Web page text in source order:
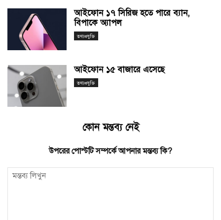
আইফোন ১৭ সিরিজ হতে পারে ব্যান,
বিপাকে অ্যাপল
তথ্যপ্রযুক্তি
আইফোন ১৫ বাজারে এসেছে
তথ্যপ্রযুক্তি
কোন মন্তব্য নেই
উপরের পোস্টটি সম্পর্কে আপনার মন্তব্য কি?